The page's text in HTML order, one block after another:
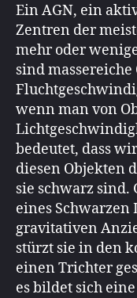
Ein AGN, ein
Zentren der
mehr oder
sind
wenn man von
bedeutet, dass
diesen Objekten
sie schwarz sind.
eines Schwarzen
gravitativen
stürzt sie in den
einen Trichter
es bildet sich